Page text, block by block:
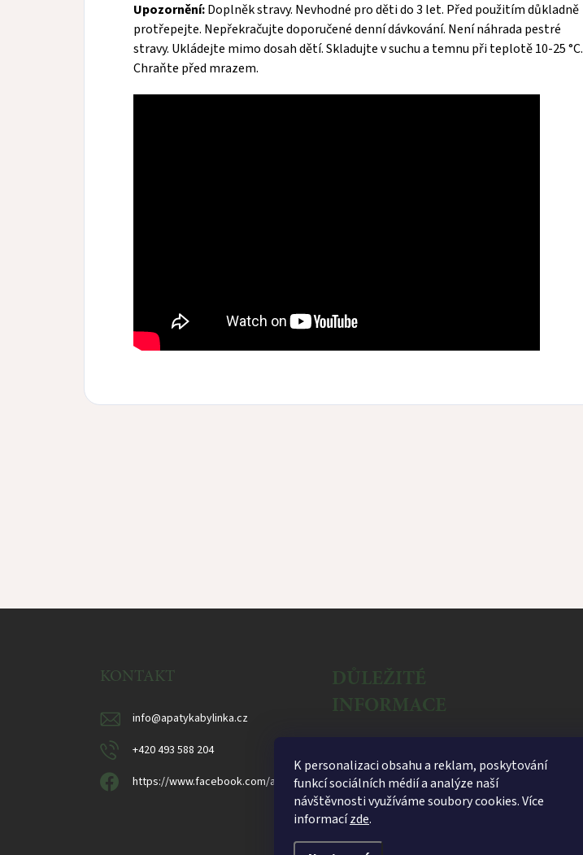
K personalizaci obsahu a reklam, poskytování
funkcí sociálních médií a analýze naší
návštěvnosti využíváme soubory cookies. Více
informacízde.
Upozornění:Doplněk stravy. Nevhodné pro děti do 3 let. Před použitím důkladně
protřepejte. Nepřekračujte doporučené denní dávkování. Není náhrada pestré
stravy. Ukládejte mimo dosah dětí. Skladujte v suchu a temnu při teplotě 10-25 °C.
Chraňte před mrazem.
KONTAKT
info@apatykabylinka.cz
+420 493 588 204
https://www.facebook.com/apatykabylinka
DŮLEŽITÉ
INFORMACE
Obchodní podmínky
Ochrana osobních údajů